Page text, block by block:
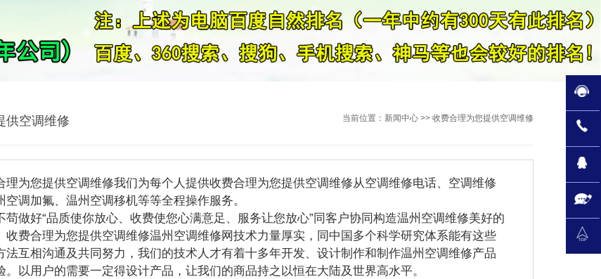
供空调维修 当前位置： 新闻中心 >> 收费合理为您提供空调维修
您提供空调维修我们为每个人提供收费合理为您提供空调维修从空调维修电话、空调维修
空调加氟、温州空调移机等等全程操作服务。
好“品质使你放心、收费使您心满意足、服务让您放心”同客户协同构造温州空调维修美好的
收费合理为您提供空调维修温州空调维修网技术力量厚实，同中国多个科学研究体系能有这些
法互相沟通及共同努力，我们的技术人才有着十多年开发、设计制作和制作温州空调维修产品
。以用户的需要一定得设计产品，让我们的商品持之以恒在大陆及世界高水平。